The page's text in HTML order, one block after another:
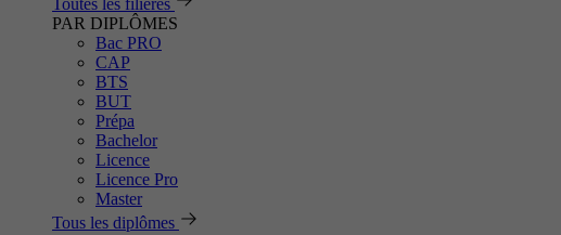
Toutes les filières
PAR DIPLÔMES
Bac PRO
CAP
BTS
BUT
Prépa
Bachelor
Licence
Licence Pro
Master
Tous les diplômes